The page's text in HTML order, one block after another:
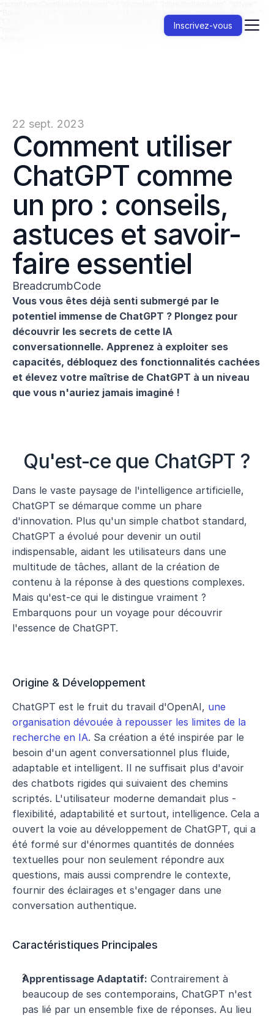
"BreadcrumbList", "itemListElement": [ { "@type": "ListItem", "position": 1, "name":
"Chat GPT", "item": "https://jenni.ai/chat-gpt/" }, { "@type": "ListItem", "position": 2,
"name": "Comment utiliser", "item": "https://jenni.ai/chat-gpt/how-to-use" } ] }
22 sept. 2023
Comment utiliser
ChatGPT comme
un pro : conseils,
astuces et savoir-
faire essentiel
BreadcrumbCode
Vous vous êtes déjà senti submergé par le
potentiel immense de ChatGPT ? Plongez pour
découvrir les secrets de cette IA
conversationnelle. Apprenez à exploiter ses
capacités, débloquez des fonctionnalités cachées
et élevez votre maîtrise de ChatGPT à un niveau
que vous n'auriez jamais imaginé !
Qu'est-ce que ChatGPT ?
Dans le vaste paysage de l'intelligence artificielle,
ChatGPT se démarque comme un phare
d'innovation. Plus qu'un simple chatbot standard,
ChatGPT a évolué pour devenir un outil
indispensable, aidant les utilisateurs dans une
multitude de tâches, allant de la création de
contenu à la réponse à des questions complexes.
Mais qu'est-ce qui le distingue vraiment ?
Embarquons pour un voyage pour découvrir
l'essence de ChatGPT.
Origine & Développement
ChatGPT est le fruit du travail d'OpenAI, une
organisation dévouée à repousser les limites de la
recherche en IA. Sa création a été inspirée par le
besoin d'un agent conversationnel plus fluide,
adaptable et intelligent. Il ne suffisait plus d'avoir
des chatbots rigides qui suivaient des chemins
scriptés. L'utilisateur moderne demandait plus -
flexibilité, adaptabilité et surtout, intelligence. Cela a
ouvert la voie au développement de ChatGPT, qui a
été formé sur d'énormes quantités de données
textuelles pour non seulement répondre aux
questions, mais aussi comprendre le contexte,
fournir des éclairages et s'engager dans une
conversation authentique.
Caractéristiques Principales
Apprentissage Adaptatif: Contrairement à
beaucoup de ses contemporains, ChatGPT n'est
pas lié par un ensemble fixe de réponses. Au lieu
Inscrivez-vous